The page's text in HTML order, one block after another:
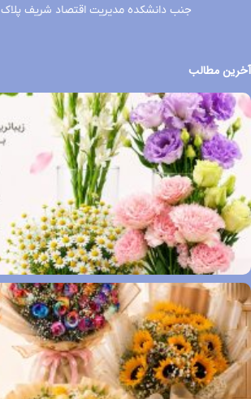
جنب دانشکده مدیریت اقتصاد شریف پلاک 134 و 138
آخرین مطالب